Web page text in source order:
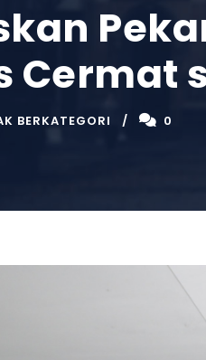
Cermat
BERKATEGORI 0